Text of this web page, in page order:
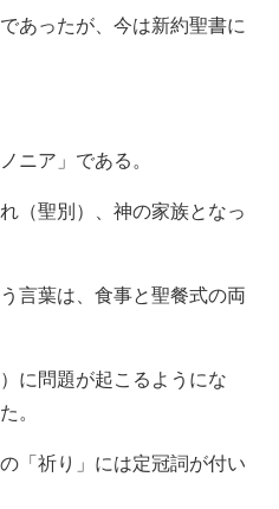
あったが、今は新約聖書に
ニア」である。
（聖別）、神の家族となっ
言葉は、食事と聖餐式の両
に問題が起こるようにな
。
の「祈り」には定冠詞が付い